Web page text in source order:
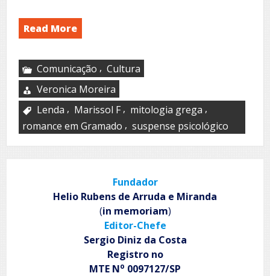
Read More
Comunicação , Cultura
Veronica Moreira
Lenda , Marissol F , mitologia grega ,
romance em Gramado , suspense psicológico
Fundador
Helio Rubens de Arruda e Miranda
(in memoriam)
Editor-Chefe
Sergio Diniz da Costa
Registro no
MTE No 0097127/SP